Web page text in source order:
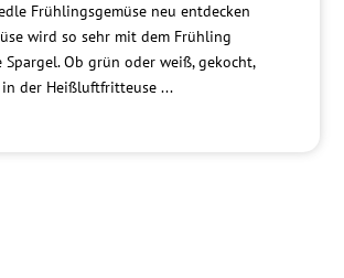
Frühlingsgemüse neu entdecken
wird so sehr mit dem Frühling
Ob grün oder weiß, gekocht,
der Heißluftfritteuse ...